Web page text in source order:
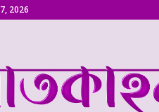
2026